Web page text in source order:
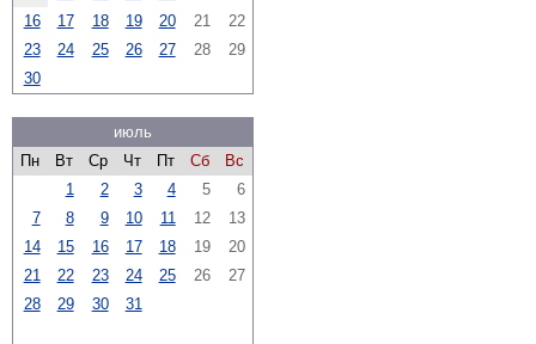
16
17 18 19 20 21
22
23
24 25 26 27 28
29
30
июль
Пн
Вт Ср Чт Пт Сб
Вс
1
2 3 4 5
6
7
8 9 10 11 12
13
14
15 16 17 18 19
20
21
22 23 24 25 26
27
28
29 30 31